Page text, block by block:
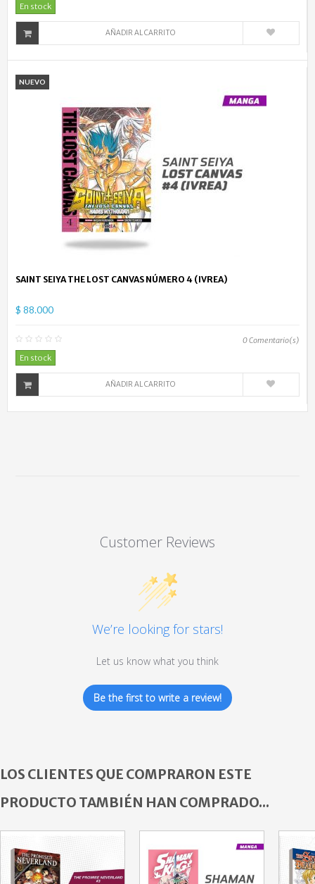
En stock
AÑADIR AL CARRITO
NUEVO
SAINT SEIYA THE LOST CANVAS NÚMERO 4 (IVREA)
$ 88.000
0Comentario(s)
En stock
AÑADIR AL CARRITO
Customer Reviews
We’re looking for stars!
Let us know what you think
Be the first to write a review!
LOS CLIENTES QUE COMPRARON ESTE
PRODUCTO TAMBIÉN HAN COMPRADO...